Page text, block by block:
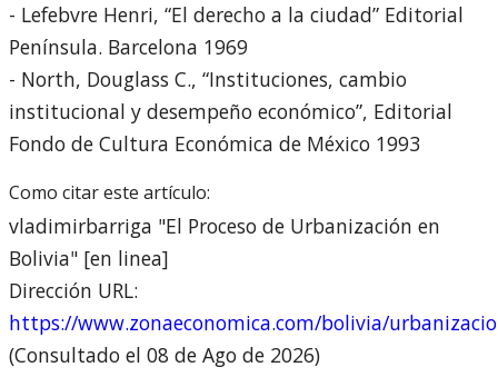
- Lefebvre Henri, “El derecho a la ciudad” Editorial
Península. Barcelona 1969
- North, Douglass C., “Instituciones, cambio
institucional y desempeño económico”, Editorial
Fondo de Cultura Económica de México 1993
Como citar este artículo:
vladimirbarriga "El Proceso de Urbanización en
Bolivia" [en linea]
Dirección URL:
https://www.zonaeconomica.com/bolivia/
(Consultado el 08 de Ago de 2026)